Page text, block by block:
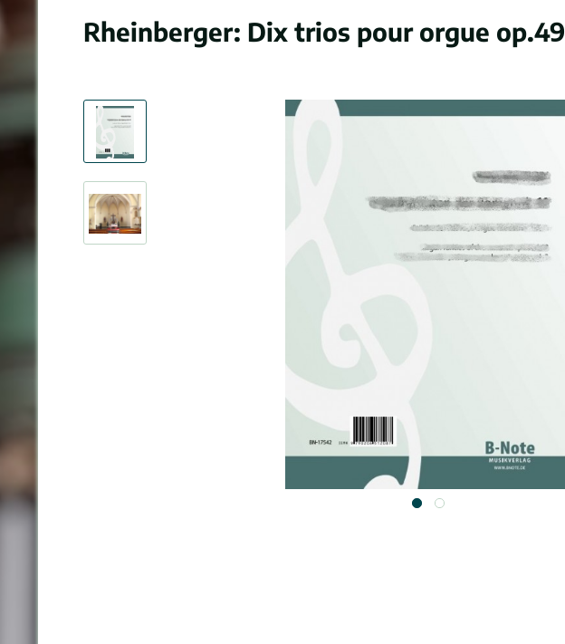
Rheinberger: Dix trios pour orgue op.49